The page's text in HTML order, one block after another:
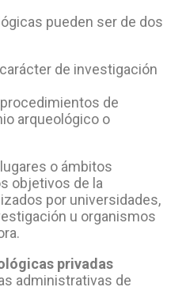
pueden ser de dos
de investigación
de
arqueológico o
o ámbitos
objetivos de la
por universidades,
u organismos
privadas
administrativas de